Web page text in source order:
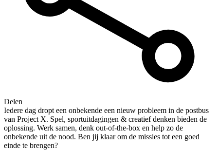
Delen
Iedere dag dropt een onbekende een nieuw probleem in de postbus
van Project X. Spel, sportuitdagingen & creatief denken bieden de
oplossing. Werk samen, denk out-of-the-box en help zo de
onbekende uit de nood. Ben jij klaar om de missies tot een goed
einde te brengen?